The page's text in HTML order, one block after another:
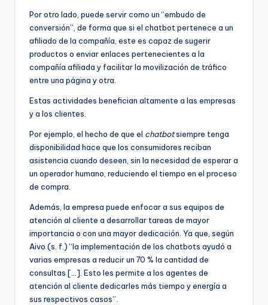
Por otro lado, puede servir como un “embudo de
conversión”, de forma que si el chatbot pertenece a un
afiliado de la compañía, este es capaz de sugerir
productos o enviar enlaces pertenecientes a la
compañía afiliada y facilitar la movilización de tráfico
entre una página y otra.
Estas actividades benefician altamente a las empresas
y a los clientes.
Por ejemplo, el hecho de que el chatbotsiempre tenga
disponibilidad hace que los consumidores reciban
asistencia cuando deseen, sin la necesidad de esperar a
un operador humano, reduciendo el tiempo en el proceso
de compra.
Además, la empresa puede enfocar a sus equipos de
atención al cliente a desarrollar tareas de mayor
importancia o con una mayor dedicación. Ya que, según
Aivo (s. f.) “la implementación de los chatbots ayudó a
varias empresas a reducir un 70 % la cantidad de
consultas […]. Esto les permite a los agentes de
atención al cliente dedicarles más tiempo y energía a
sus respectivos casos”.